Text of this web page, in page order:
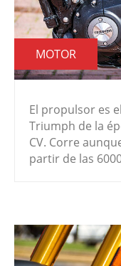
MOTOR
El propulsor es
Triumph de la
CV. Corre
partir de las